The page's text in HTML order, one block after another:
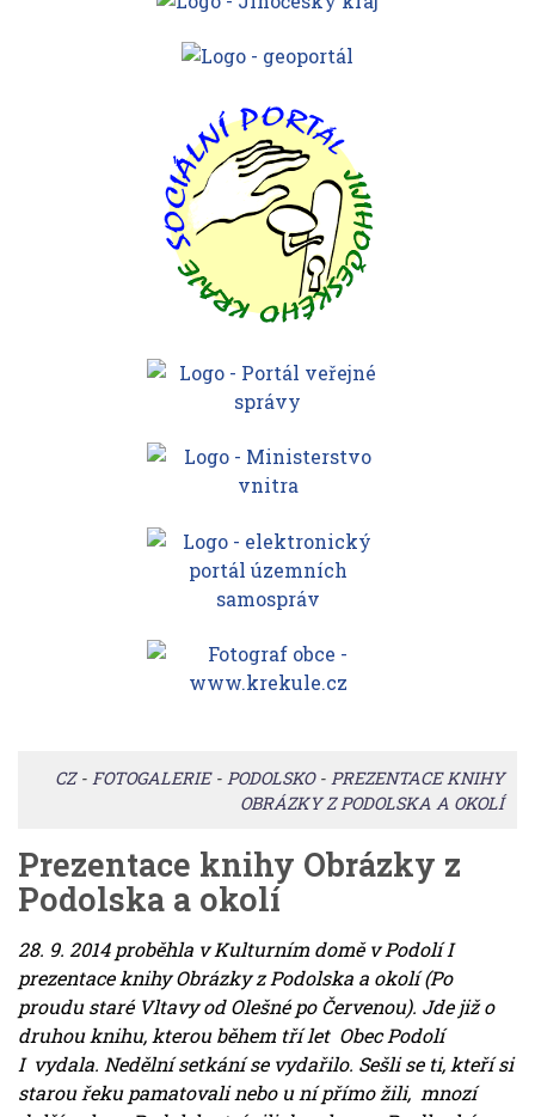
CZ- FOTOGALERIE- PODOLSKO- PREZENTACE KNIHY
OBRÁZKY Z PODOLSKA A OKOLÍ
Prezentace knihy Obrázky z
Podolska a okolí
28. 9. 2014 proběhla v Kulturním domě v Podolí I
prezentace knihy Obrázky z Podolska a okolí (Po
proudu staré Vltavy od Olešné po Červenou). Jde již o
druhou knihu, kterou během tří let Obec Podolí
I vydala. Nedělní setkání se vydařilo. Sešli se ti, kteří si
starou řeku pamatovali nebo u ní přímo žili, mnozí